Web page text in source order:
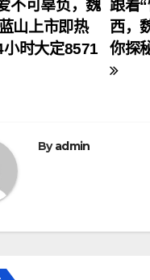
跟着
西，
你探
不可辜负，魏
山上市即热
小时大定8571
Byadmin